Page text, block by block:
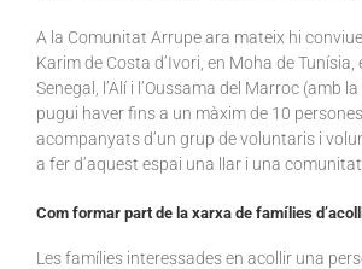
A la Comunitat Arrupe ara mateix hi
Karim de Costa d’Ivori, en Moha de Tunísia,
Senegal, l’Alí i l’Oussama del Marroc (amb
pugui haver fins a un màxim de 10
acompanyats d’un grup de voluntaris i
a fer d’aquest espai una llar i una
Com formar part de la xarxa de famílies
Les famílies interessades en acollir una